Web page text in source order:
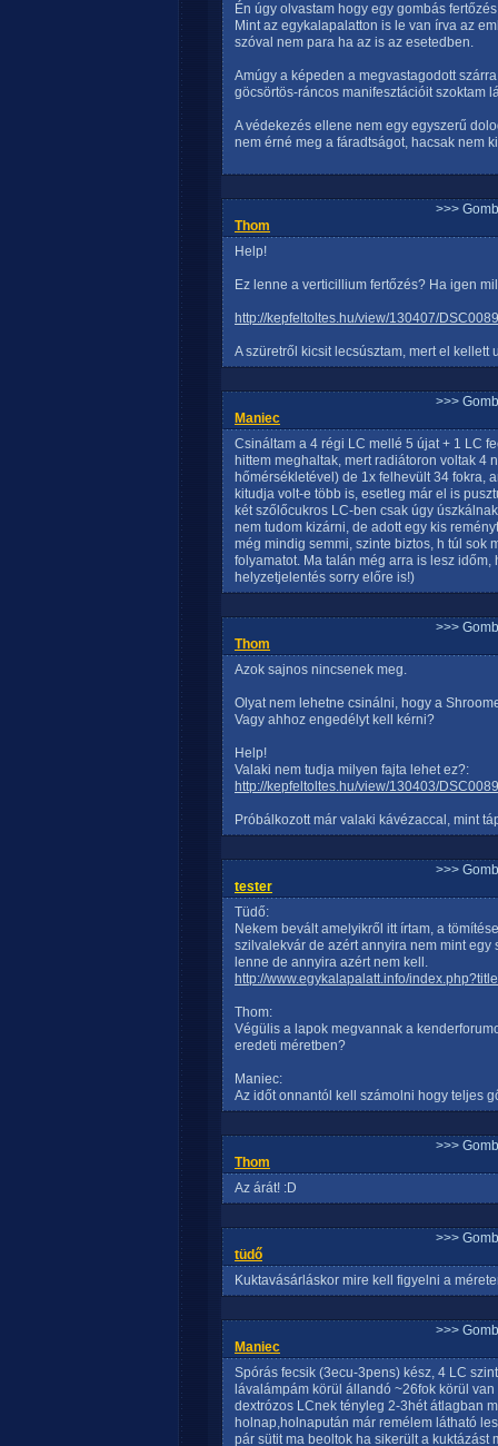
Én úgy olvastam hogy egy gombás
Mint az egykalapalatton is le van írva az
szóval nem para ha az is az esetedben.
Amúgy a képeden a megvastagodott
göcsörtös-ráncos manifesztációit szoktam
A védekezés ellene nem egy egyszerű
nem érné meg a fáradtságot, hacsak nem
>>>
Thom
Help!
Ez lenne a verticillium fertőzés? Ha igen
http://kepfeltoltes.hu/view/130407/
A szüretről kicsit lecsúsztam, mert el kellett
>>>
Maniec
Csináltam a 4 régi LC mellé 5 újat + 1 LC
hittem meghaltak, mert radiátoron voltak 4
hőmérsékletével) de 1x felhevült 34 fokra,
kitudja volt-e több is, esetleg már el is
két szőlőcukros LC-ben csak úgy
nem tudom kizárni, de adott egy kis
még mindig semmi, szinte biztos, h túl sok
folyamatot. Ma talán még arra is lesz
helyzetjelentés sorry előre is!)
>>>
Thom
Azok sajnos nincsenek meg.
Olyat nem lehetne csinálni, hogy a
Vagy ahhoz engedélyt kell kérni?
Help!
Valaki nem tudja milyen fajta lehet ez?:
http://kepfeltoltes.hu/view/130403/
Próbálkozott már valaki kávézaccal, mint
>>>
tester
Tüdő:
Nekem bevált amelyikről itt írtam, a
szilvalekvár de azért annyira nem mint
lenne de annyira azért nem kell.
http://www.egykalapalatt.info/
Thom:
Végülis a lapok megvannak a
eredeti méretben?
Maniec:
Az időt onnantól kell számolni hogy teljes
>>>
Thom
Az árát! :D
>>>
tüdő
Kuktavásárláskor mire kell figyelni a
>>>
Maniec
Spórás fecsik (3ecu-3pens) kész, 4 LC
lávalámpám körül állandó ~26fok körül
dextrózos LCnek tényleg 2-3hét átlagban
holnap,holnapután már remélem látható
pár sütit ma beoltok ha sikerült a